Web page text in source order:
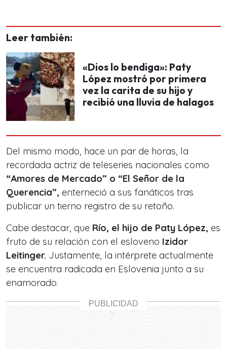
Leer también:
«Dios lo bendiga»: Paty
López mostró por primera
vez la carita de su hijo y
recibió una lluvia de halagos
Del mismo modo, hace un par de horas, la
recordada actriz de teleseries nacionales como
“Amores de Mercado” o “El Señor de la
Querencia”, enterneció a sus fanáticos tras
publicar un tierno registro de su retoño.
Cabe destacar, que Río, el hijo de Paty López, es
fruto de su relación con el esloveno Izidor
Leitinger. Justamente, la intérprete actualmente
se encuentra radicada en Eslovenia junto a su
enamorado.